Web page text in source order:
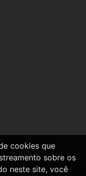
cookies que
sobre os
neste site, você